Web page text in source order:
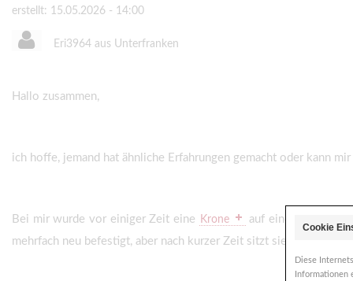
erstellt: 15.05.2026 - 14:00
Eri3964 aus Unterfranken
Hallo zusammen,
ich hoffe, jemand hat ähnliche Erfahrungen gemacht oder kann
Bei mir wurde vor einiger Zeit eine Krone auf einem
mehrfach neu befestigt, aber nach kurzer Zeit sitzt sie erneut
Cookie
Diese
Informationen